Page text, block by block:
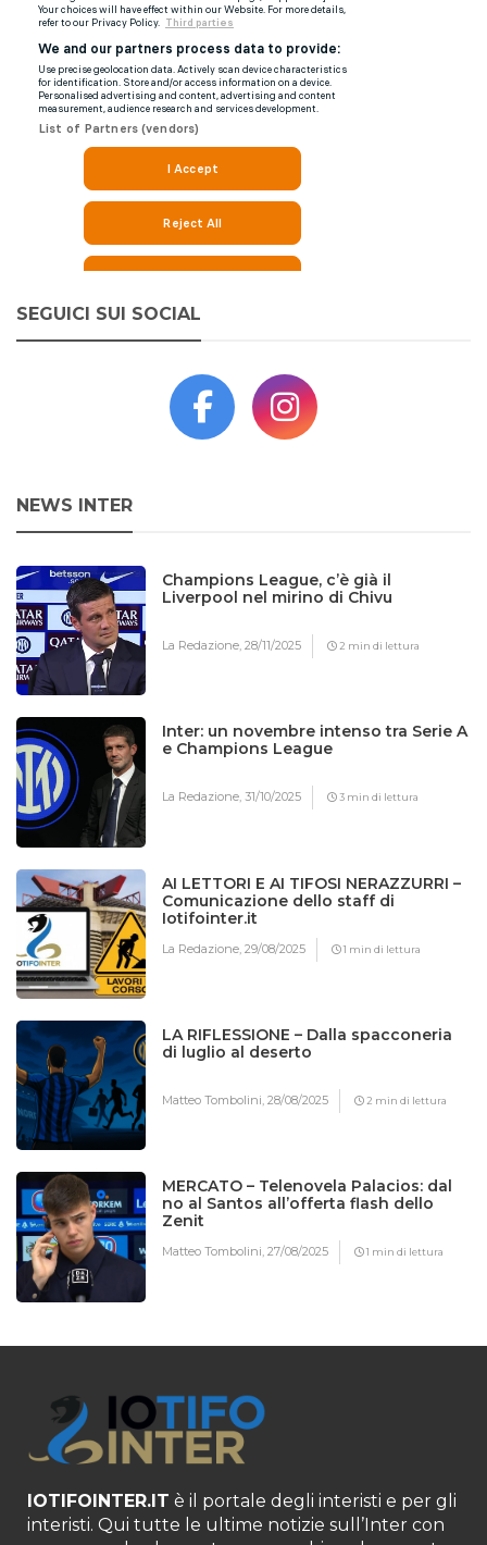
SEGUICI SUI SOCIAL
NEWS INTER
Champions League, c’è già il
Liverpool nel mirino di Chivu
La Redazione,28/11/2025 2 min di lettura
Inter: un novembre intenso tra Serie A
e Champions League
La Redazione,31/10/2025 3 min di lettura
AI LETTORI E AI TIFOSI NERAZZURRI –
Comunicazione dello staff di
Iotifointer.it
La Redazione,29/08/2025 1 min di lettura
LA RIFLESSIONE – Dalla spacconeria
di luglio al deserto
Matteo Tombolini,28/08/2025 2 min di lettura
MERCATO – Telenovela Palacios: dal
no al Santos all’offerta flash dello
Zenit
Matteo Tombolini,27/08/2025 1 min di lettura
IOTIFOINTER.IT è il portale degli interisti e per gli
interisti. Qui tutte le ultime notizie sull’Inter con